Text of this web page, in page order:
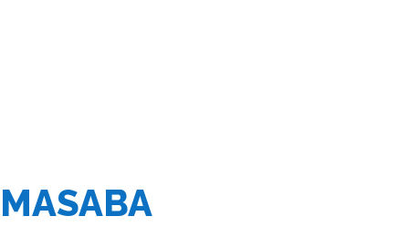
MASABA